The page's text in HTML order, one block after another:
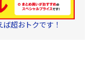
超おトクです！